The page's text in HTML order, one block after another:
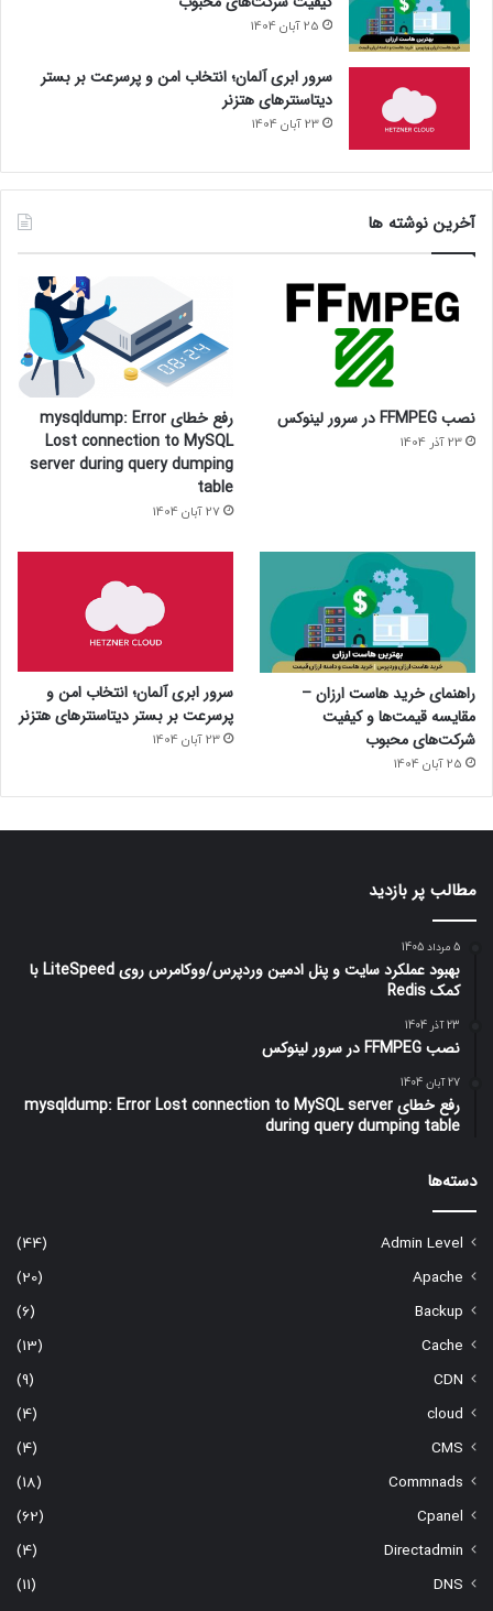
25 آبان 1404
سرور ابری آلمان؛ انتخاب امن و پرسرعت بر بستر
دیتاسنترهای هتزنر
23 آبان 1404
آخرین نوشته ها
نصب FFMPEG در سرور لینوکس
23 آذر 1404
رفع خطای mysqldump: Error
Lost connection to MySQL
server during query dumping
table
27 آبان 1404
راهنمای خرید هاست ارزان –
مقایسه قیمت‌ها و کیفیت
شرکت‌های محبوب
25 آبان 1404
سرور ابری آلمان؛ انتخاب امن و
پرسرعت بر بستر دیتاسنترهای هتزنر
23 آبان 1404
مطالب پر بازدید
5 مرداد 1405
بهبود عملکرد سایت و پنل ادمین وردپرس/ووکامرس روی LiteSpeed با
کمک Redis
23 آذر 1404
نصب FFMPEG در سرور لینوکس
27 آبان 1404
رفع خطای mysqldump: Error Lost connection to MySQL server
during query dumping table
دسته‌ها
Admin Level
(44)
Apache
(20)
Backup
(6)
Cache
(13)
CDN
(9)
cloud
(4)
CMS
(4)
Commnads
(18)
Cpanel
(62)
Directadmin
(4)
DNS
(11)